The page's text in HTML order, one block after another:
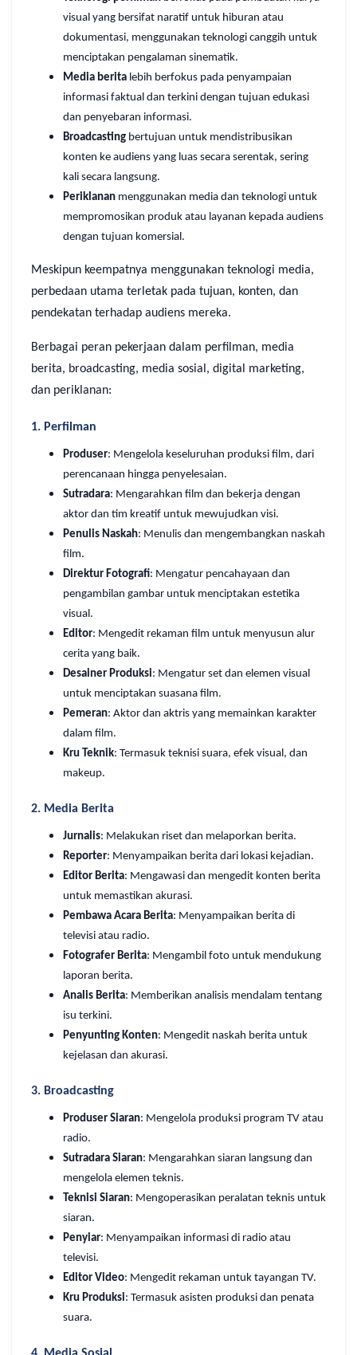
visual yang bersifat naratif untuk hiburan atau
dokumentasi, menggunakan teknologi canggih untuk
menciptakan pengalaman sinematik.
Media berita lebih berfokus pada penyampaian
informasi faktual dan terkini dengan tujuan edukasi
dan penyebaran informasi.
Broadcasting bertujuan untuk mendistribusikan
konten ke audiens yang luas secara serentak, sering
kali secara langsung.
Periklanan menggunakan media dan teknologi untuk
mempromosikan produk atau layanan kepada audiens
dengan tujuan komersial.
Meskipun keempatnya menggunakan teknologi media,
perbedaan utama terletak pada tujuan, konten, dan
pendekatan terhadap audiens mereka.
Berbagai peran pekerjaan dalam perfilman, media
berita, broadcasting, media sosial, digital marketing,
dan periklanan:
1. Perfilman
Produser: Mengelola keseluruhan produksi film, dari
perencanaan hingga penyelesaian.
Sutradara: Mengarahkan film dan bekerja dengan
aktor dan tim kreatif untuk mewujudkan visi.
Penulis Naskah: Menulis dan mengembangkan naskah
film.
Direktur Fotografi: Mengatur pencahayaan dan
pengambilan gambar untuk menciptakan estetika
visual.
Editor: Mengedit rekaman film untuk menyusun alur
cerita yang baik.
Desainer Produksi: Mengatur set dan elemen visual
untuk menciptakan suasana film.
Pemeran: Aktor dan aktris yang memainkan karakter
dalam film.
Kru Teknik: Termasuk teknisi suara, efek visual, dan
makeup.
2. Media Berita
Jurnalis: Melakukan riset dan melaporkan berita.
Reporter: Menyampaikan berita dari lokasi kejadian.
Editor Berita: Mengawasi dan mengedit konten berita
untuk memastikan akurasi.
Pembawa Acara Berita: Menyampaikan berita di
televisi atau radio.
Fotografer Berita: Mengambil foto untuk mendukung
laporan berita.
Analis Berita: Memberikan analisis mendalam tentang
isu terkini.
Penyunting Konten: Mengedit naskah berita untuk
kejelasan dan akurasi.
3. Broadcasting
Produser Siaran: Mengelola produksi program TV atau
radio.
Sutradara Siaran: Mengarahkan siaran langsung dan
mengelola elemen teknis.
Teknisi Siaran: Mengoperasikan peralatan teknis untuk
siaran.
Penyiar: Menyampaikan informasi di radio atau
televisi.
Editor Video: Mengedit rekaman untuk tayangan TV.
Kru Produksi: Termasuk asisten produksi dan penata
suara.